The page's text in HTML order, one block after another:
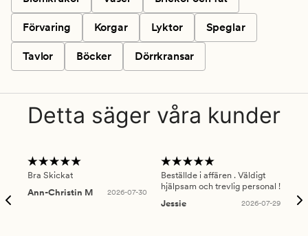
Förvaring Korgar Lyktor Speglar
Tavlor Böcker Dörrkransar
Detta säger våra kunder
Bra Skickat
Ann-Christin M
2026-07-30
Beställde i affären . Väldigt
hjälpsam och trevlig personal !
Jessie
2026-07-29